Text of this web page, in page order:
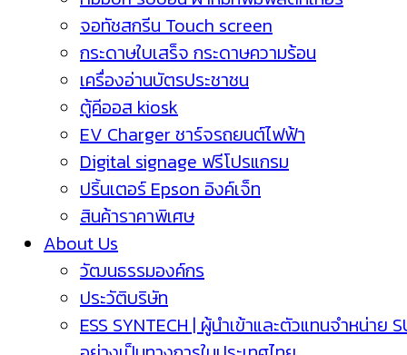
จอทัชสกรีน Touch screen
กระดาษใบเสร็จ กระดาษความร้อน
เครื่องอ่านบัตรประชาชน
ตู้คีออส kiosk
EV Charger ชาร์จรถยนต์ไฟฟ้า
Digital signage ฟรีโปรแกรม
ปริ้นเตอร์ Epson อิงค์เจ็ท
สินค้าราคาพิเศษ
About Us
วัฒนธรรมองค์กร
ประวัติบริษัท
ESS SYNTECH | ผู้นำเข้าและตัวแทนจำหน่าย